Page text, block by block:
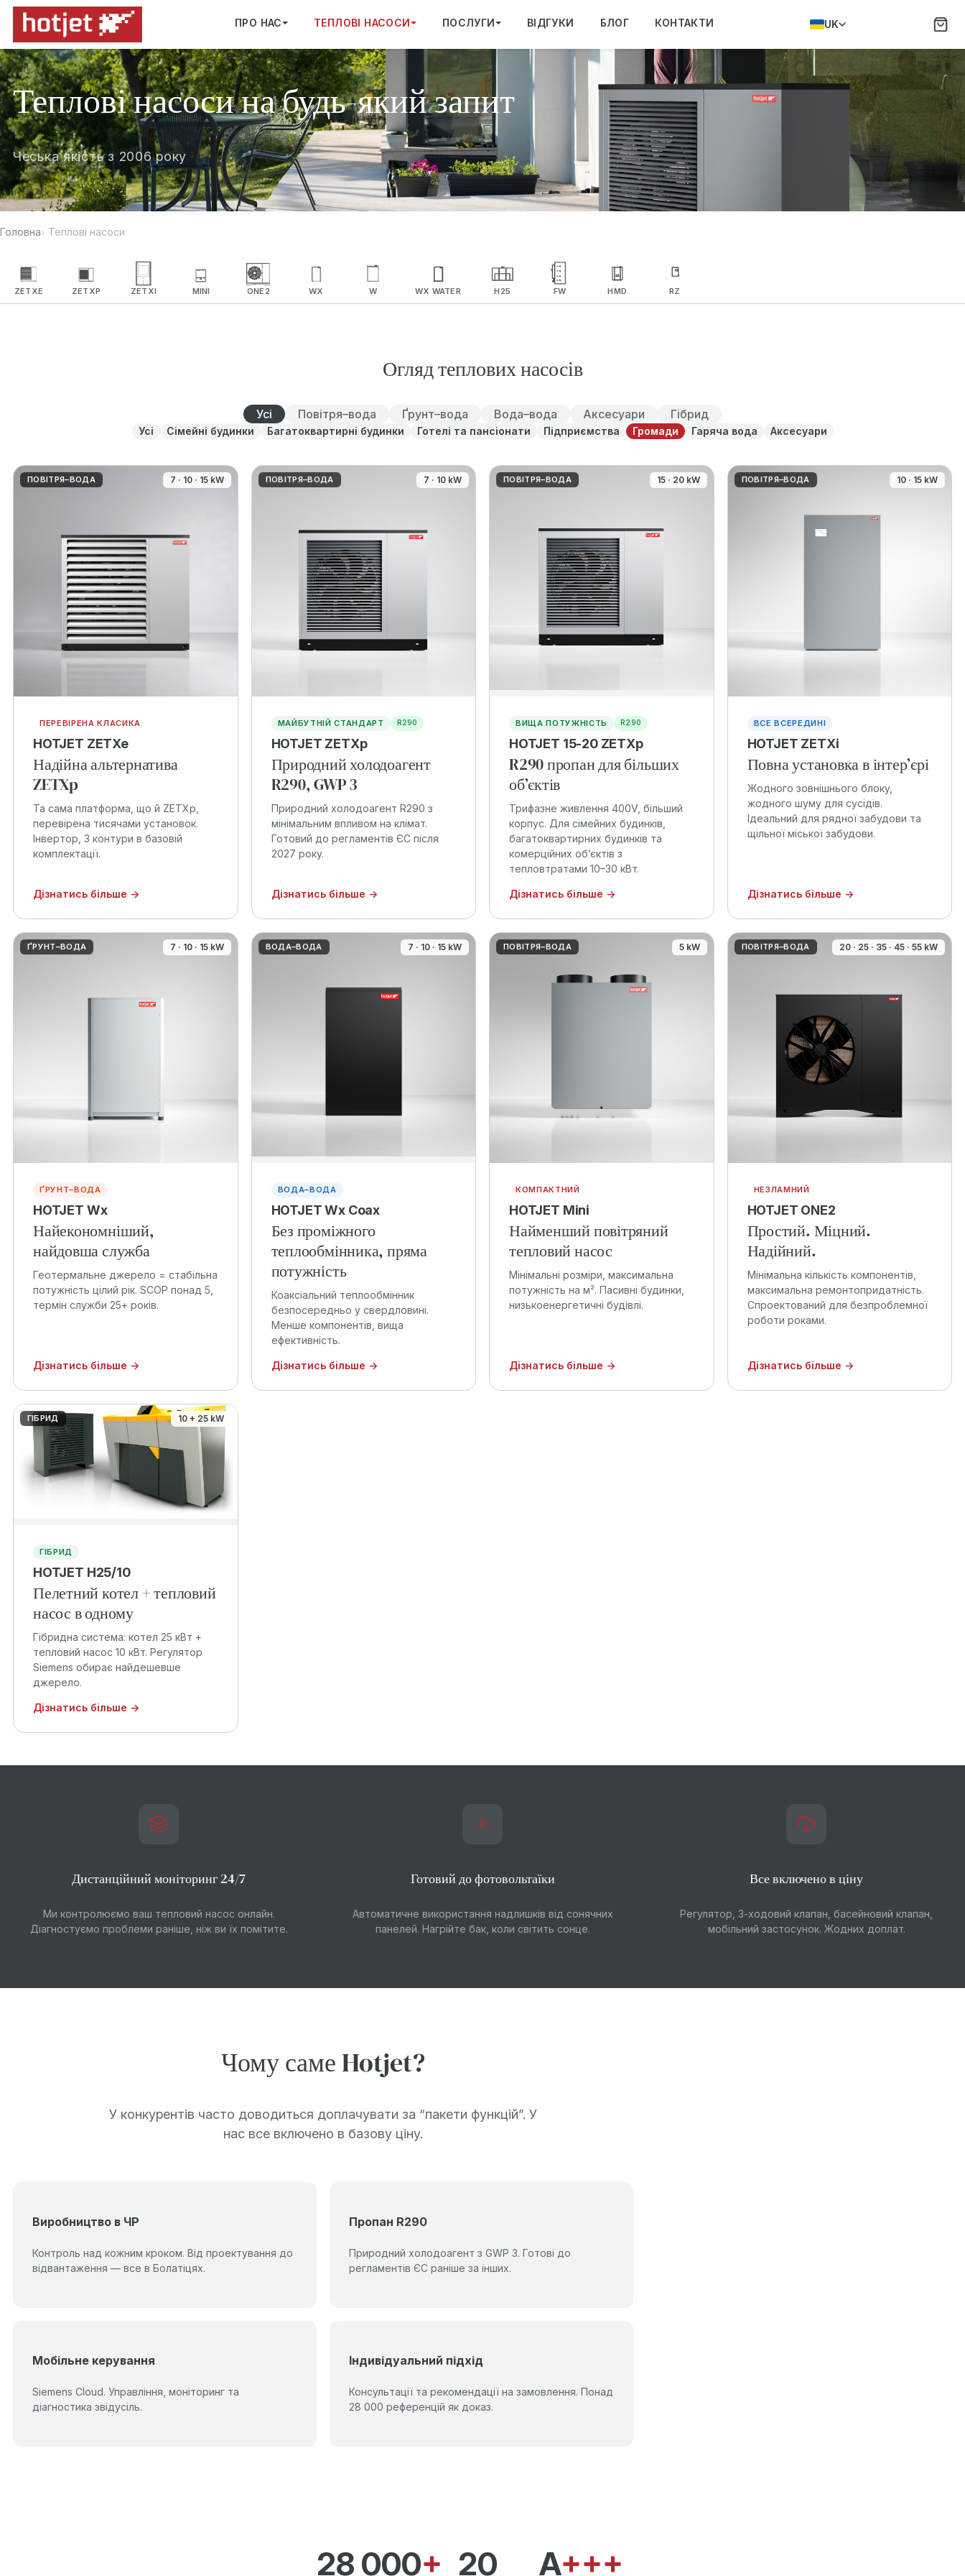
ПРО НАС ТЕПЛОВІ НАСОСИ ПОСЛУГИ ВІДГУКИ БЛОГ КОНТАКТИ UK
Теплові насоси на будь-який запит
Чеська якість з 2006 року
Головна Теплові насоси
ZETXE ZETXP ZETXI MINI ONE2 WX W WX WATER H25 FW HMD RZ
Огляд теплових насосів
Усі Повітря–вода Ґрунт–вода Вода–вода Аксесуари Гібрид
Усі Сімейні будинки Багатоквартирні будинки Готелі та пансіонати Підприємства Громади Гаряча вода Аксесуари
ПОВІТРЯ–ВОДА 7 · 10 · 15 kW
ПЕРЕВІРЕНА КЛАСИКА
HOTJET ZETXe
Надійна альтернатива
ZETXp
Та сама платформа, що й ZETXp,
перевірена тисячами установок.
Інвертор, 3 контури в базовій
комплектації.
Дізнатись більше →
ПОВІТРЯ–ВОДА 7 · 10 kW
МАЙБУТНІЙ СТАНДАРТ R290
HOTJET ZETXp
Природний холодоагент
R290, GWP 3
Природний холодоагент R290 з
мінімальним впливом на клімат.
Готовий до регламентів ЄС після
2027 року.
Дізнатись більше →
ПОВІТРЯ–ВОДА 15 · 20 kW
ВИЩА ПОТУЖНІСТЬ R290
HOTJET 15-20 ZETXp
R290 пропан для більших
об’єктів
Трифазне живлення 400V, більший
корпус. Для сімейних будинків,
багатоквартирних будинків та
комерційних об’єктів з
тепловтратами 10–30 кВт.
Дізнатись більше →
ПОВІТРЯ–ВОДА 10 · 15 kW
ВСЕ ВСЕРЕДИНІ
HOTJET ZETXi
Повна установка в інтер’єрі
Жодного зовнішнього блоку,
жодного шуму для сусідів.
Ідеальний для рядної забудови та
щільної міської забудови.
Дізнатись більше →
ҐРУНТ–ВОДА 7 · 10 · 15 kW
ҐРУНТ–ВОДА
HOTJET Wx
Найекономніший,
найдовша служба
Геотермальне джерело = стабільна
потужність цілий рік. SCOP понад 5,
термін служби 25+ років.
Дізнатись більше →
ВОДА–ВОДА 7 · 10 · 15 kW
ВОДА–ВОДА
HOTJET Wx Coax
Без проміжного
теплообмінника, пряма
потужність
Коаксіальний теплообмінник
безпосередньо у свердловині.
Менше компонентів, вища
ефективність.
Дізнатись більше →
ПОВІТРЯ–ВОДА 5 kW
КОМПАКТНИЙ
HOTJET Mini
Найменший повітряний
тепловий насос
Мінімальні розміри, максимальна
потужність на м². Пасивні будинки,
низькоенергетичні будівлі.
Дізнатись більше →
ПОВІТРЯ–ВОДА 20 · 25 · 35 · 45 · 55 kW
НЕЗЛАМНИЙ
HOTJET ONE2
Простий. Міцний.
Надійний.
Мінімальна кількість компонентів,
максимальна ремонтопридатність.
Спроектований для безпроблемної
роботи роками.
Дізнатись більше →
ГІБРИД 10 + 25 kW
ГІБРИД
HOTJET H25/10
Пелетний котел + тепловий
насос в одному
Гібридна система: котел 25 кВт +
тепловий насос 10 кВт. Регулятор
Siemens обирає найдешевше
джерело.
Дізнатись більше →
Дистанційний моніторинг 24/7
Ми контролюємо ваш тепловий насос онлайн.
Діагностуємо проблеми раніше, ніж ви їх помітите.
Готовий до фотовольтаїки
Автоматичне використання надлишків від сонячних
панелей. Нагрійте бак, коли світить сонце.
Все включено в ціну
Регулятор, 3-ходовий клапан, басейновий клапан,
мобільний застосунок. Жодних доплат.
Чому саме Hotjet?
У конкурентів часто доводиться доплачувати за “пакети функцій”. У
нас все включено в базову ціну.
Виробництво в ЧР
Контроль над кожним кроком. Від проектування до
відвантаження — все в Болатіцях.
Пропан R290
Природний холодоагент з GWP 3. Готові до
регламентів ЄС раніше за інших.
Мобільне керування
Siemens Cloud. Управління, моніторинг та
діагностика звідусіль.
Індивідуальний підхід
Консультації та рекомендації на замовлення. Понад
28 000 референцій як доказ.
28 000+ 20 A+++